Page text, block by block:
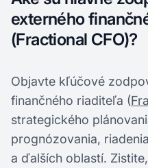
externého
(Fractional CFO)?
Objavte kľúčové
finančného riaditeľa (
strategického
prognózovania,
a ďalších oblastí.